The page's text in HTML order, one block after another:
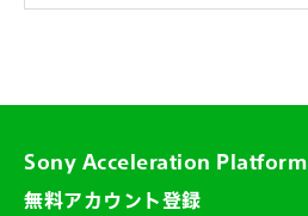
Sony Acceleration Platform
無料アカウント登録